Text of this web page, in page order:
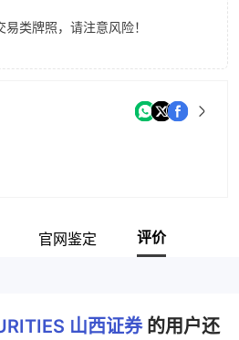
易类牌照，请注意风险！
官网鉴定 评价
山西证券的用户还